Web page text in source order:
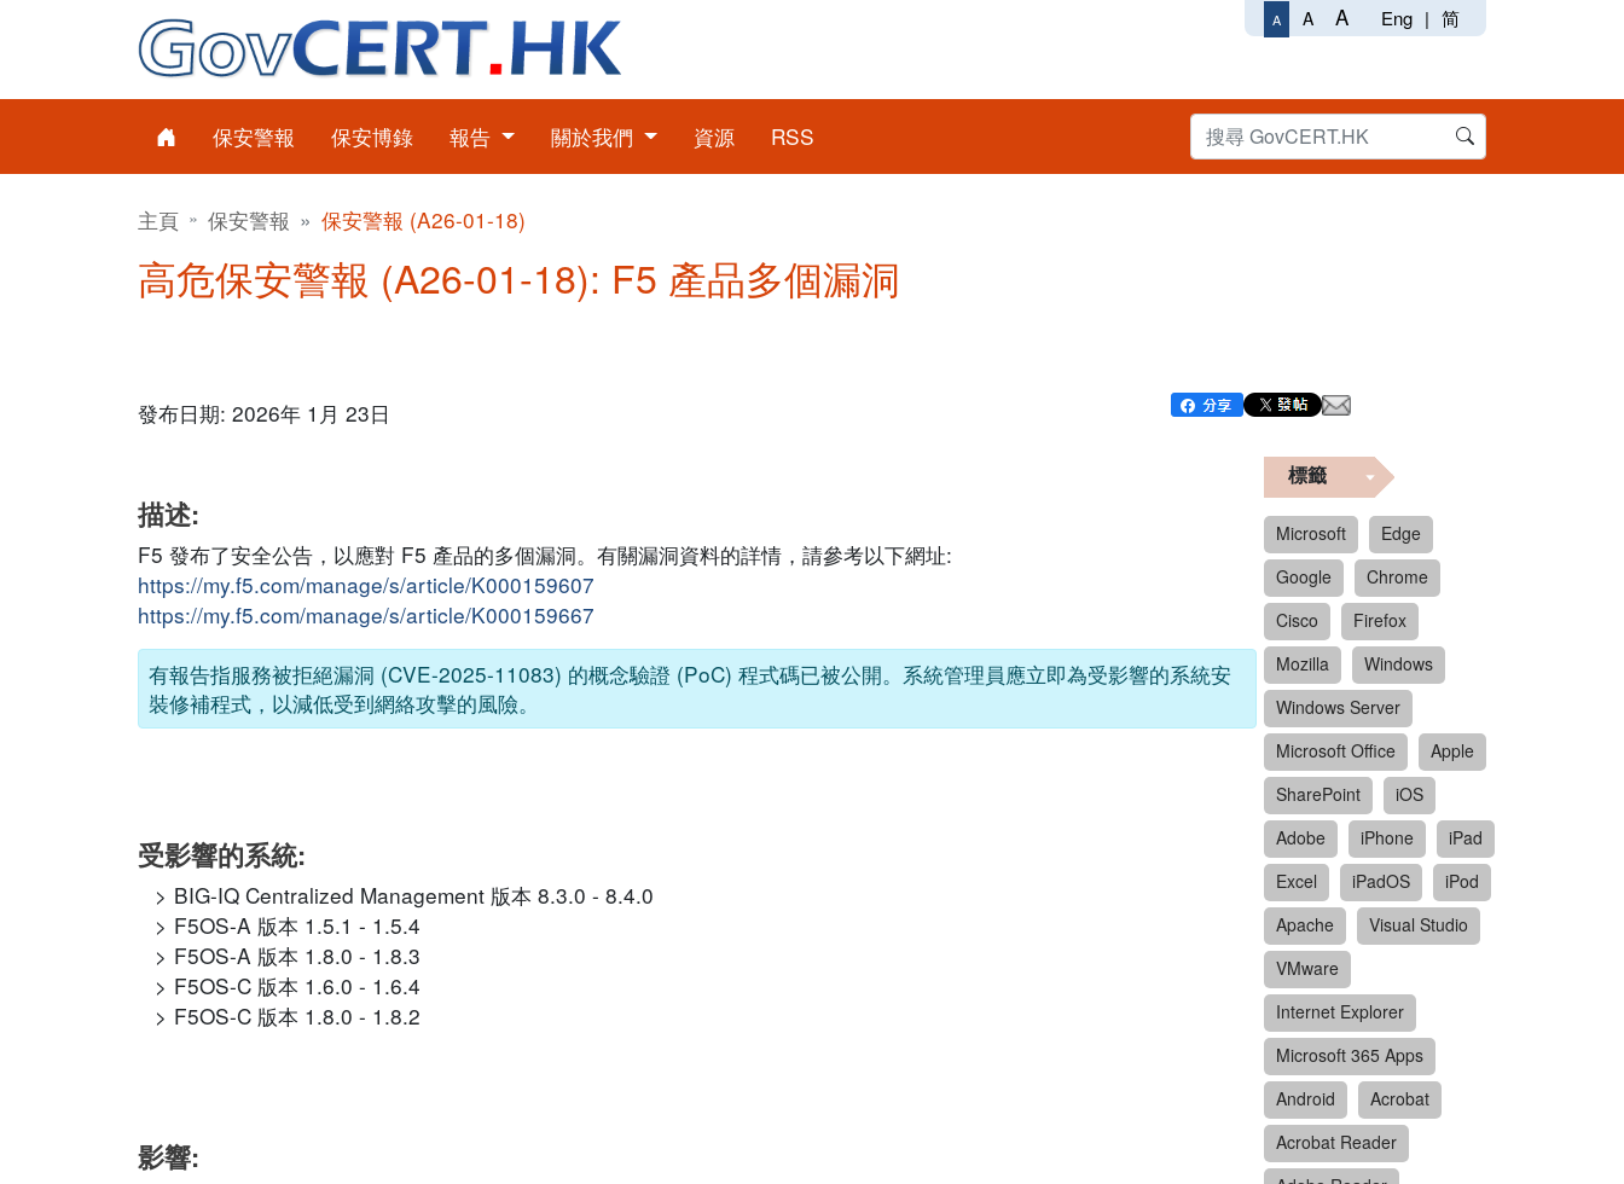
A A A Eng | 简
保安警報 保安博錄 報告 關於我們 資源 RSS
主頁 保安警報 保安警報 (A26-01-18)
高危保安警報 (A26-01-18): F5 產品多個漏洞
發布日期: 2026年 1月 23日
描述:
F5 發布了安全公告，以應對 F5 產品的多個漏洞。有關漏洞資料的詳情，請參考以下網址:
https://my.f5.com/manage/s/article/K000159607
https://my.f5.com/manage/s/article/K000159667
有報告指服務被拒絕漏洞 (CVE-2025-11083) 的概念驗證 (PoC) 程式碼已被公開。系統管理員應立即為受影響的系統安
裝修補程式，以減低受到網絡攻擊的風險。
受影響的系統:
BIG-IQ Centralized Management 版本 8.3.0 - 8.4.0
F5OS-A 版本 1.5.1 - 1.5.4
F5OS-A 版本 1.8.0 - 1.8.3
F5OS-C 版本 1.6.0 - 1.6.4
F5OS-C 版本 1.8.0 - 1.8.2
影響:
標籤
Microsoft
Edge
Google
Chrome
Cisco
Firefox
Mozilla
Windows
Windows Server
Microsoft Office
Apple
SharePoint
iOS
Adobe
iPhone
iPad
Excel
iPadOS
iPod
Apache
Visual Studio
VMware
Internet Explorer
Microsoft 365 Apps
Android
Acrobat
Acrobat Reader